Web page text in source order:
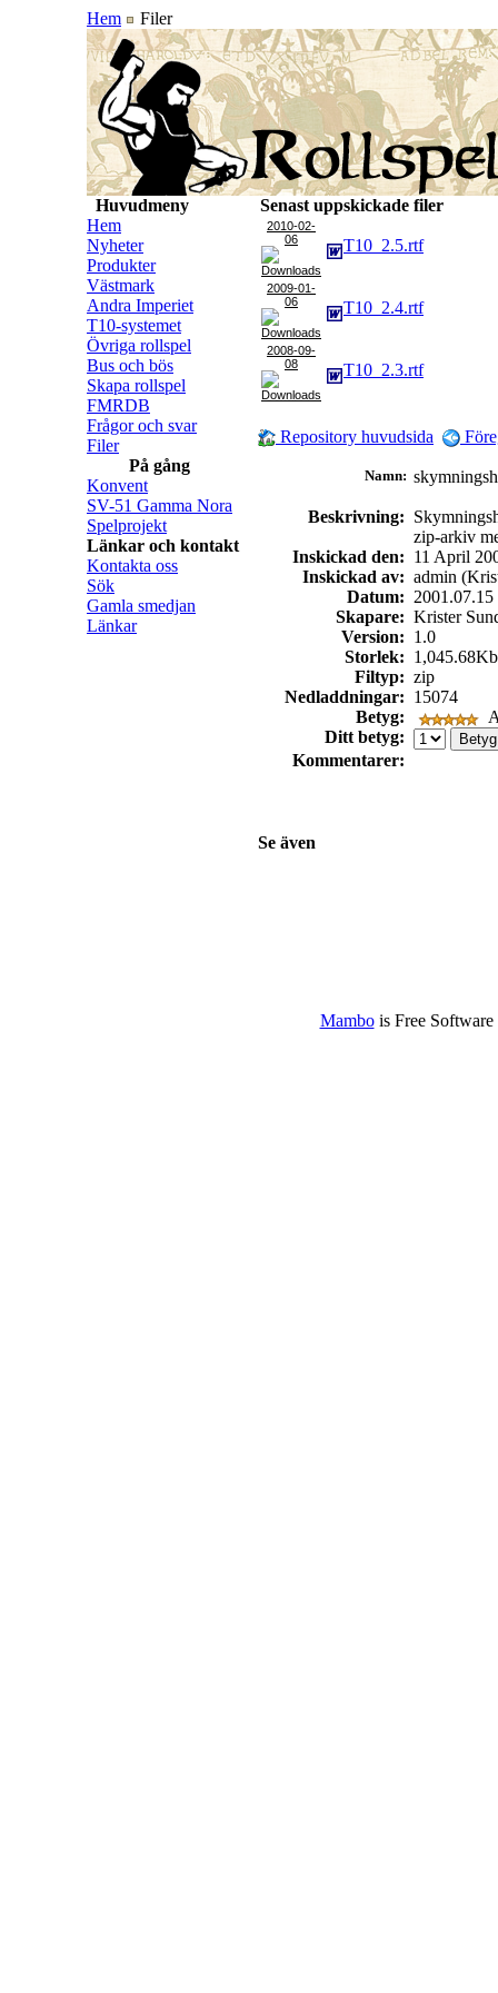
Hem Filer
Huvudmeny
Hem
Nyheter
Produkter
Västmark
Andra Imperiet
T10-systemet
Övriga rollspel
Bus och bös
Skapa rollspel
FMRDB
Frågor och svar
Filer
På gång
Konvent
SV-51 Gamma Nora
Spelprojekt
Länkar och kontakt
Kontakta oss
Sök
Gamla smedjan
Länkar
Senast uppskickade filer
2010-02-
06
T10_2.5.rtf
2009-01-
06
T10_2.4.rtf
2008-09-
08
T10_2.3.rtf
Repository huvudsida
Namn:
Beskrivning:
zip-arkiv
Inskickad den: 11 April
Inskickad av: admin
Datum: 2001.07.15
Skapare: Krister
Version: 1.0
Storlek: 1,045.68Kb
Filtyp: zip
Nedladdningar: 15074
Betyg:
Ditt betyg:
Kommentarer:
Se även
Mambois Free Software